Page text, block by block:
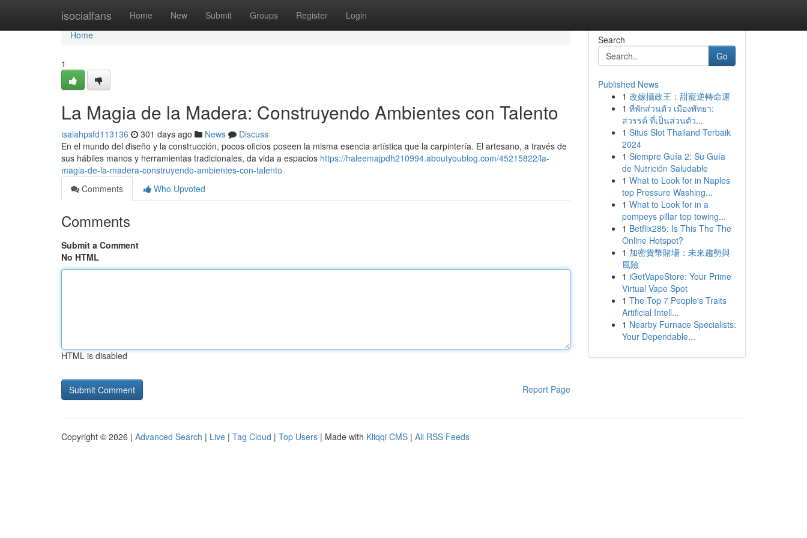
isocialfans Home New Submit Groups Register Login
Home
Home
1
La Magia de la Madera: Construyendo Ambientes con Talento
isaiahpsfd113136 301 days ago News
Discuss
En el mundo del diseño y la construcción, pocos oficios poseen la misma esencia artística que la carpintería. El artesano, a través de
sus hábiles manos y herramientas tradicionales, da vida a espacios https://haleemajpdh210994.aboutyoublog.com/45215822/la-
magia-de-la-madera-construyendo-ambientes-con-talento
Comments
Who Upvoted
Comments
Submit a Comment
No HTML
HTML is disabled
Report Page
Search
Go
Published News
1 改嫁攝政王：甜寵逆轉命運
1 ที่พักส่วนตัว เมืองพัทยา:
สวรรค์ ที่เป็นส่วนตัว...
1 Situs Slot Thailand Terbaik
2024
1 Siempre Guía 2: Su Guía
de Nutrición Saludable
1 What to Look for in Naples
top Pressure Washing...
1 What to Look for in a
pompeys pillar top towing...
1 Betflix285: Is This The The
Online Hotspot?
1 加密貨幣賭場：未來趨勢與
風險
1 iGetVapeStore: Your Prime
Virtual Vape Spot
1 The Top 7 People's Traits
Artificial Intell...
1 Nearby Furnace Specialists:
Your Dependable...
Copyright © 2026 | Advanced Search | Live | Tag Cloud | Top Users | Made with Kliqqi CMS | All RSS Feeds